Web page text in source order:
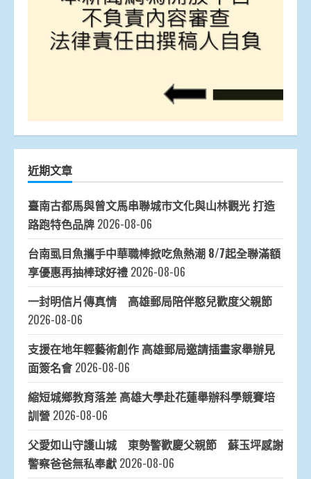
近期文章
臺南古都馬與曾文馬串聯城市文化與山林觀光 打造
路跑特色品牌 2026-08-06
台南虱目魚攜手中華職棒掀吃魚熱潮 8/7起全聯滿額
享優惠再抽棒球好禮 2026-08-06
一封明信片傳真情 高雄郵局陪伴憨兒歡度父親節
2026-08-06
支援在地年輕藝術創作 高雄郵局邀請插畫家舉辦見
面簽名會 2026-08-06
縮短城鄉教育落差 高雄大學赴花蓮舉辦科學競賽培
訓營 2026-08-06
父愛如山守護山城 東勢警歡慶父親節 蘇玉坪感謝
警察爸爸無私奉獻 2026-08-06